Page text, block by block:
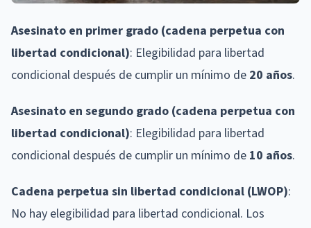
Asesinato en primer grado (cadena perpetua con
libertad condicional): Elegibilidad para libertad
condicional después de cumplir un mínimo de 20 años.
Asesinato en segundo grado (cadena perpetua con
libertad condicional): Elegibilidad para libertad
condicional después de cumplir un mínimo de 10 años.
Cadena perpetua sin libertad condicional (LWOP):
No hay elegibilidad para libertad condicional. Los